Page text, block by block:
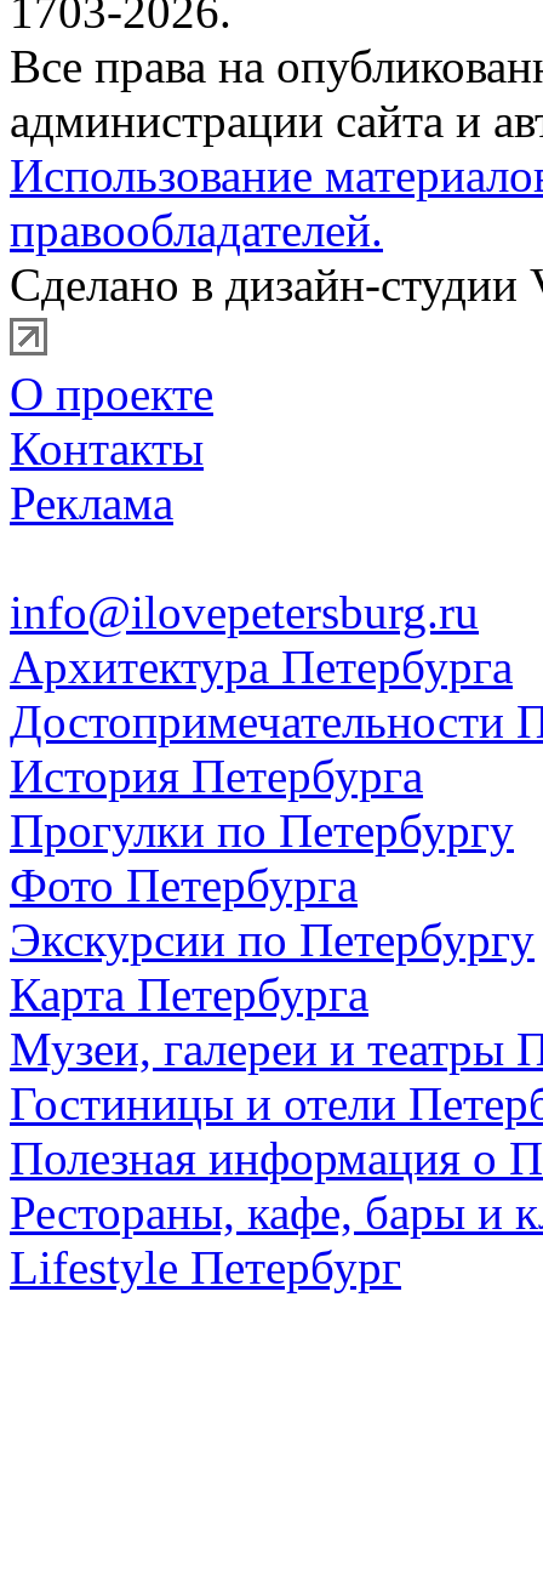
1703-2026.
Все права на
администрации сайта и
Использование
правообладателей.
Сделано в дизайн-студии
О проекте
Контакты
Реклама
info@ilovepetersburg.ru
Архитектура Петербурга
Достопримечательности
История Петербурга
Прогулки по Петербургу
Фото Петербурга
Экскурсии по Петербургу
Карта Петербурга
Музеи, галереи и театры
Гостиницы и отели
Полезная информация о
Рестораны, кафе, бары и
Lifestyle Петербург